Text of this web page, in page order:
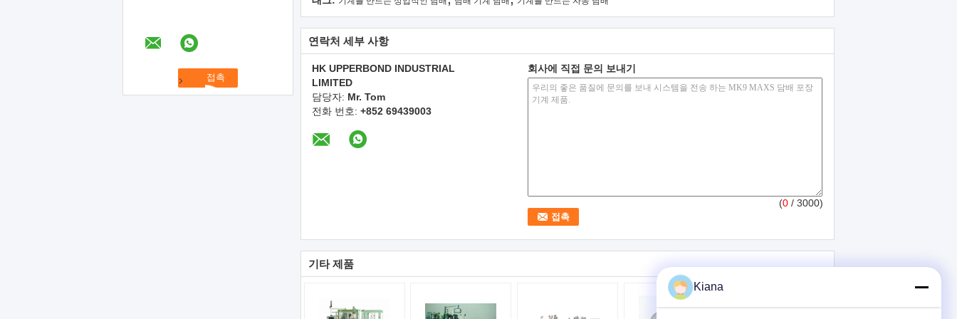
연락처 세부 사항
HK UPPERBOND INDUSTRIAL
LIMITED
담당자: Mr. Tom
전화 번호: +852 69439003
회사에 직접 문의 보내기
(0 / 3000)
기타 제품
Kiana